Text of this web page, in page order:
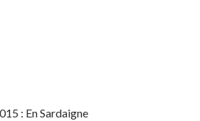
: En Sardaigne